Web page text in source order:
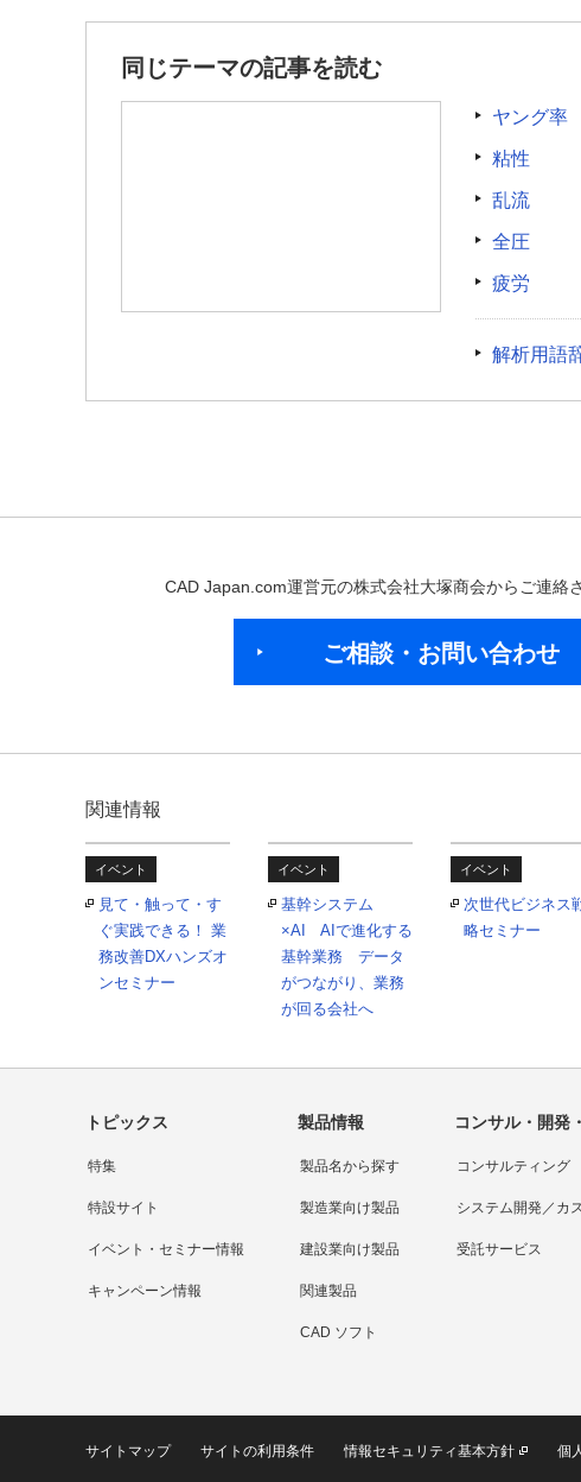
同じテーマの記事を読む
ヤング率
粘性
乱流
全圧
疲労
解析用語
CAD Japan.com運営元の株式会社大塚商会からご連絡
ご相談・お問い合わせ
関連情報
イベント
見て・触って・す
ぐ実践できる！ 業
務改善DXハンズオ
ンセミナー
イベント
基幹システム
×AI AIで進化する
基幹業務 データ
がつながり、業務
が回る会社へ
イベント
次世代ビジネス
略セミナー
トピックス
特集
特設サイト
イベント・セミナー情報
キャンペーン情報
製品情報
製品名から探す
製造業向け製品
建設業向け製品
関連製品
CAD ソフト
コンサル・開発
コンサルティング
システム開発／カ
受託サービス
サイトマップ サイトの利用条件 情報セキュリティ基本方針 個